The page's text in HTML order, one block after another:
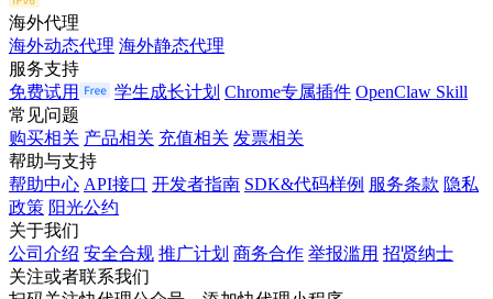
海外代理
海外动态代理 海外静态代理
服务支持
免费试用
学生成长计划 Chrome专属插件 OpenClaw Skill
常见问题
购买相关 产品相关 充值相关 发票相关
帮助与支持
帮助中心 API接口 开发者指南 SDK&代码样例 服务条款 隐私
政策 阳光公约
关于我们
公司介绍 安全合规 推广计划 商务合作 举报滥用 招贤纳士
关注或者联系我们